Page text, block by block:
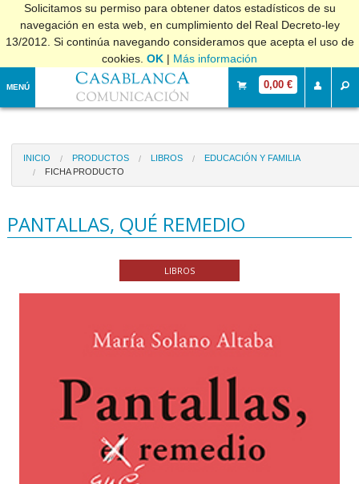
Solicitamos su permiso para obtener datos estadísticos de su
navegación en esta web, en cumplimiento del Real Decreto-ley
13/2012. Si continúa navegando consideramos que acepta el uso de
cookies. OK | Más información
MENÚ 0,00 €
INICIO PRODUCTOS LIBROS
EDUCACIÓN Y FAMILIA
FICHA PRODUCTO
PANTALLAS, QUÉ REMEDIO
LIBROS